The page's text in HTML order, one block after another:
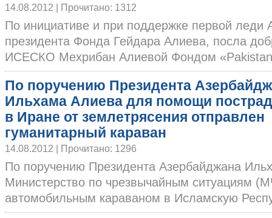
14.08.2012 | Прочитано: 1312
По инициативе и при поддержке первой леди
президента Фонда Гейдара Алиева, посла
ИСЕСКО Мехрибан Алиевой Фондом
По поручению Президента
Ильхама Алиева для помощи
в Иране от землетрясения отправлен
гуманитарный караван
14.08.2012 | Прочитано: 1296
По поручению Президента Азербайджана
Министерство по чрезвычайным ситуациям
автомобильным караваном в Исламскую